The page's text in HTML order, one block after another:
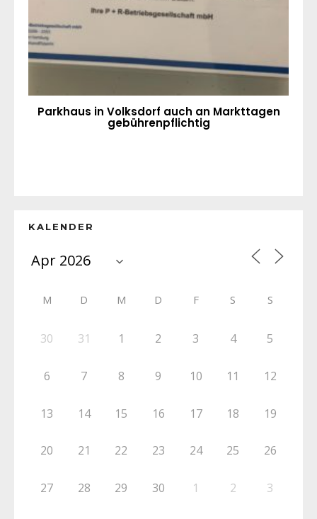
Parkhaus in Volksdorf auch an Markttagen
gebührenpflichtig
KALENDER
M D M D F S S
30 31 1 2 3 4 5
6 7 8 9 10 11 12
13 14 15 16 17 18 19
20 21 22 23 24 25 26
27 28 29 30 1 2 3